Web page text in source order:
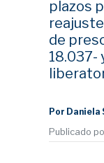
plazos
de
18.037-
Por Daniela
Publicado